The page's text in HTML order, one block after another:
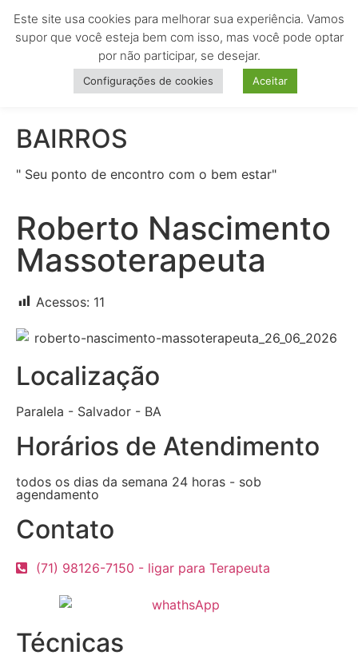
MENU
BAIRROS
" Seu ponto de encontro com o bem estar"
Roberto Nascimento
Massoterapeuta
Acessos: 11
Localização
Paralela - Salvador - BA
Horários de Atendimento
todos os dias da semana 24 horas - sob
agendamento
Contato
(71) 98126-7150 - ligar para Terapeuta
Técnicas
Este site usa cookies para melhorar sua experiência. Vamos
supor que você esteja bem com isso, mas você pode optar
por não participar, se desejar.
Configurações de cookies Aceitar